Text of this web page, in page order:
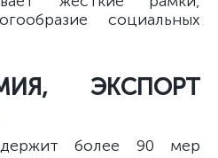
социальных
ЭКСПОРТ
более 90 мер